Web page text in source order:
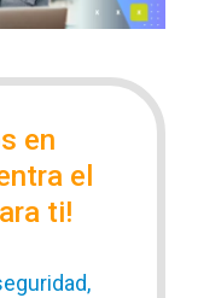
en
el
ti!